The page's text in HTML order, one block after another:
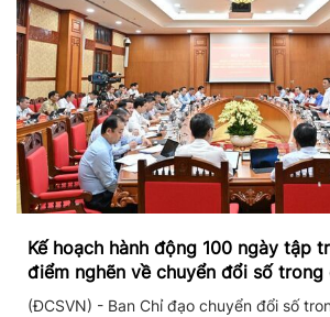
Kế hoạch hành động 100 ngày tập
điểm nghẽn về chuyển đổi số trong
Đảng
(ĐCSVN) - Ban Chỉ đạo chuyển đổi số